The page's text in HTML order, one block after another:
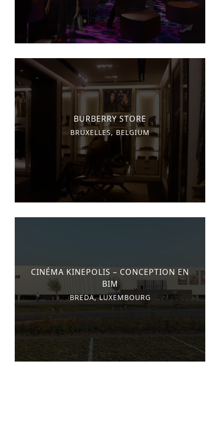
BURBERRY STORE
BRUXELLES, BELGIUM
CINÉMA KINEPOLIS – CONCEPTION EN
BIM
BREDA, LUXEMBOURG